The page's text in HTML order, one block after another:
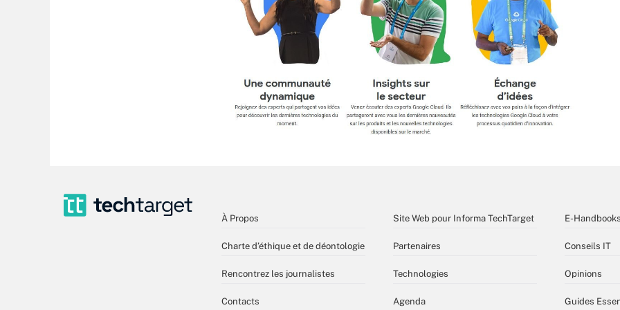
À Propos
Charte d’éthique et de déontologie
Rencontrez les journalistes
Contacts
Site Web pour Informa TechTarget
Partenaires
Technologies
Agenda
E-Handbooks
Conseils IT
Opinions
Guides